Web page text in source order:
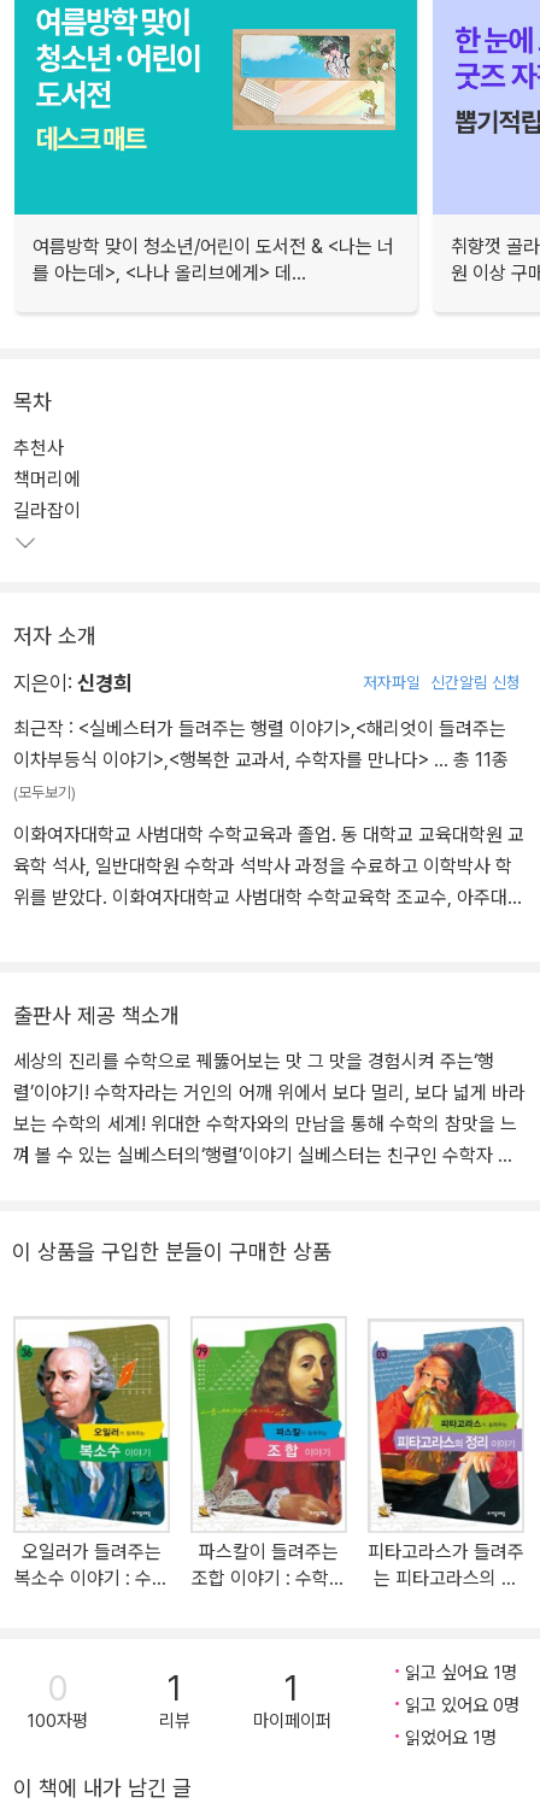
여름방학 맞이 청소년/어린이 도서전 & <나는 너
를 아는데>, <나나 올리브에게> 데...
취향껏 골
원 이상 구
목차
추천사
책머리에
길라잡이
저자 소개
지은이: 신경희 저자파일 신간알림 신청
최근작 : <실베스터가 들려주는 행렬 이야기>,<해리엇이 들려주는
이차부등식 이야기>,<행복한 교과서, 수학자를 만나다> … 총 11종
(모두보기)
이화여자대학교 사범대학 수학교육과 졸업. 동 대학교 교육대학원 교
육학 석사, 일반대학원 수학과 석박사 과정을 수료하고 이학박사 학
위를 받았다. 이화여자대학교 사범대학 수학교육학 조교수, 아주대학
출판사 제공 책소개
세상의 진리를 수학으로 꿰뚫어보는 맛 그 맛을 경험시켜 주는‘행
렬’이야기! 수학자라는 거인의 어깨 위에서 보다 멀리, 보다 넓게 바라
보는 수학의 세계! 위대한 수학자와의 만남을 통해 수학의 참맛을 느
껴 볼 수 있는 실베스터의‘행렬’이야기 실베스터는 친구인 수학자 케
복잡할 수 있는 행렬의 개념과 원리에 대해 차곡차곡 설명해주고 있
대한 연산이 등장했는데, 행렬은 방정식을 효율적으로 풀 수 있는 도
구이며 컴퓨터 등의 발달은 행렬의 계산을 쉽게 해 주었다. 따라서 그
응용 범위가 더욱 확대되는 추세이다. 이 책을 읽는 학생들은 행렬을
통해 문제 해결 중심의 수학적 활동 경험을 하게 된다. 그러므로 역동
적인 개념의 발생 과정에서 자발적이고 능동적인 참여를 할 수 있다.
생활 속의 다양한 정보를 정리하고 분석해 주는 행렬 이야기 고등학
교 현직 교사들이 쓴 <수학자가 들려주는 수학 이야기> 시리즈는 어
려운 수학적 내용을 친구처럼 편한 수학자를 통해 쉽게 배워 볼 수 있
도록 한 책이다. 특히 이 책에서는 실베스터라는 수학자를 선생님으
로 내세워 고등학교 교과 과정에서도 비교적 어렵게 다루고 있는 행
한 정보를 정리하고 분석하여 미래 행동을 예측할 수 있게 한다. 이 책
은 일상생활에서 부딪치는 실제 문제 상황에서부터 시작한다. 이를
통해 행렬이 어떻게 만들어지게 되었고 왜 필요한지를 자연스럽게 알
수 있다. 이것은 행렬 연산이나 규칙이라기보다는 그럴 수밖에 없는
이 상품을 구입한 분들이 구매한 상품
오일러가 들려주는
복소수 이야기 : 수학
파스칼이 들려주는
조합 이야기 : 수학자
피타고라스가 들려주
는 피타고라스의 정
0
100자평
1
리뷰
1
마이페이퍼
읽고 싶어요 1명
읽고 있어요 0명
읽었어요 1명
이 책에 내가 남긴 글